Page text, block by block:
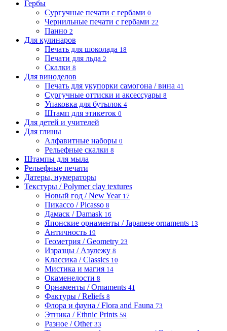
Гербы
Сургучные печати с гербами 0
Чернильные печати с гербами 22
Панно 2
Для кулинаров
Печать для шоколада 18
Печати для льда 2
Скалки 8
Для виноделов
Печать для укупорки самогона / вина 41
Сургучные оттиски и аксессуары 8
Упаковка для бутылок 4
Штамп для этикеток 0
Для детей и учителей
Для глины
Алфавитные наборы 0
Рельефные скалки 8
Штампы для мыла
Рельефные печати
Датеры, нумераторы
Текстуры / Polymer clay textures
Новый год / New Year 17
Пикассо / Picasso 8
Дамаск / Damask 16
Японские орнаменты / Japanese ornaments 13
Античность 19
Геометрия / Geometry 23
Изразцы / Азулежу 8
Классика / Classics 10
Мистика и магия 14
Окаменелости 8
Орнаменты / Ornaments 41
Фактуры / Reliefs 8
Флора и фауна / Flora and Fauna 73
Этника / Ethnic Prints 59
Разное / Other 33